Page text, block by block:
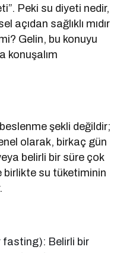
Peki su diyeti nedir,
açıdan sağlıklı mıdır
Gelin, bu konuyu
konuşalım
şekli değildir;
olarak, birkaç gün
belirli bir süre çok
birlikte su tüketiminin
fasting): Belirli bir